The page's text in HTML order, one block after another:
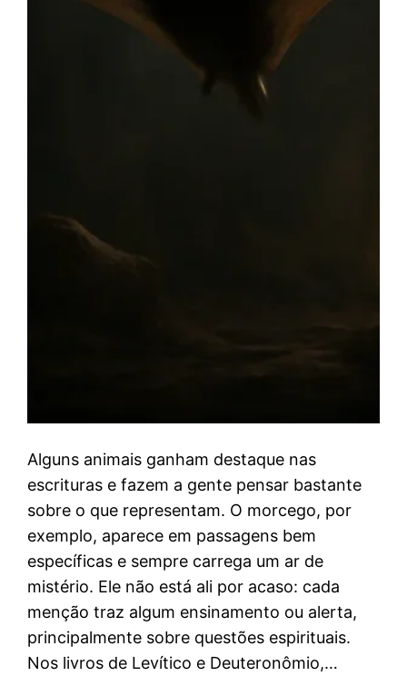
Alguns animais ganham destaque nas
escrituras e fazem a gente pensar bastante
sobre o que representam. O morcego, por
exemplo, aparece em passagens bem
específicas e sempre carrega um ar de
mistério. Ele não está ali por acaso: cada
menção traz algum ensinamento ou alerta,
principalmente sobre questões espirituais.
Nos livros de Levítico e Deuteronômio,…